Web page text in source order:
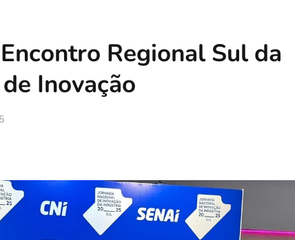
Regional Sul da
Inovação